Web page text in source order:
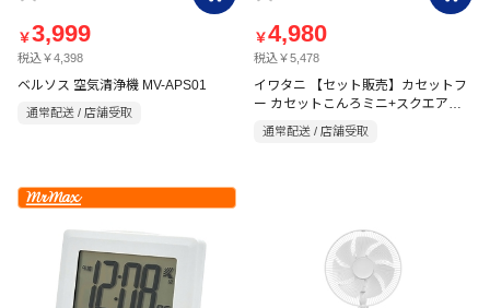
￥3,999
税込￥4,398
ベルソス 空気清浄機 MV-APS01
通常配送 / 店舗受取
￥4,980
税込￥5,478
イワタニ 【セット販売】カセットフ
ー カセットこんろミニ+スクエアポ
ット20 ホワイト
通常配送 / 店舗受取